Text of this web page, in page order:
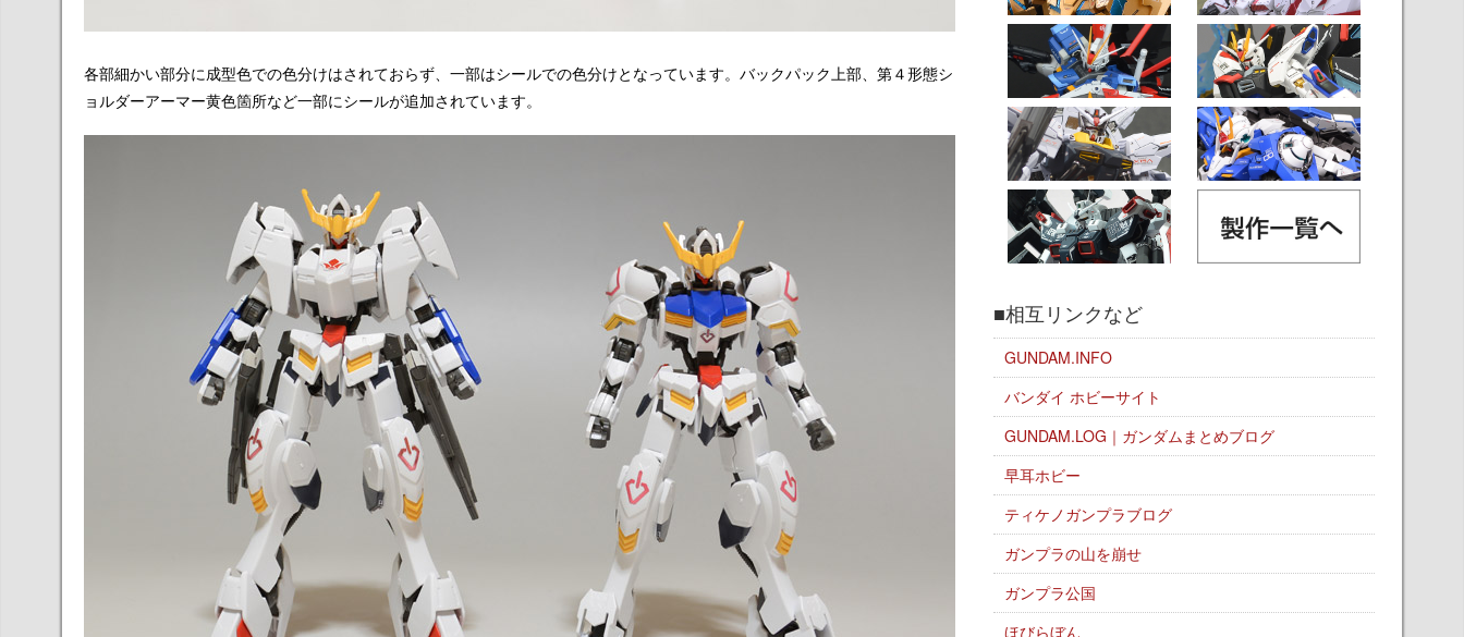
各部細かい部分に成型色での色分けはされておらず、一部はシールでの色分けとなっています。バックパック上部、第４形態シ
ョルダーアーマー黄色箇所など一部にシールが追加されています。
■相互リンクなど
GUNDAM.INFO
バンダイ ホビーサイト
GUNDAM.LOG｜ガンダムまとめブログ
早耳ホビー
ティケノガンプラブログ
ガンプラの山を崩せ
ガンプラ公国
ほびらぼん